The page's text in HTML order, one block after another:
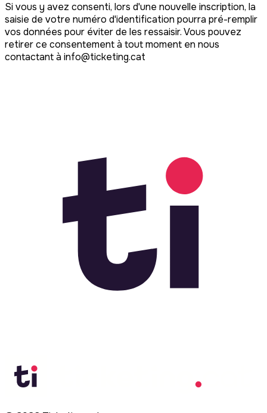
Si vous y avez consenti, lors d'une nouvelle inscription, la
saisie de votre numéro d'identification pourra pré-remplir
vos données pour éviter de les ressaisir. Vous pouvez
retirer ce consentement à tout moment en nous
contactant à info@ticketing.cat